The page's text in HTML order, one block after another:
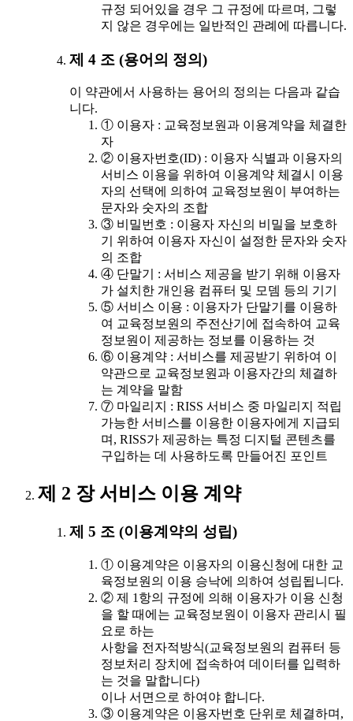
규정 되어있을 경우 그 규정에 따르며, 그렇
지 않은 경우에는 일반적인 관례에 따릅니다.
제 4 조 (용어의 정의)
이 약관에서 사용하는 용어의 정의는 다음과 같습
니다.
① 이용자 : 교육정보원과 이용계약을 체결한
자
② 이용자번호(ID) : 이용자 식별과 이용자의
서비스 이용을 위하여 이용계약 체결시 이용
자의 선택에 의하여 교육정보원이 부여하는
문자와 숫자의 조합
③ 비밀번호 : 이용자 자신의 비밀을 보호하
기 위하여 이용자 자신이 설정한 문자와 숫자
의 조합
④ 단말기 : 서비스 제공을 받기 위해 이용자
가 설치한 개인용 컴퓨터 및 모뎀 등의 기기
⑤ 서비스 이용 : 이용자가 단말기를 이용하
여 교육정보원의 주전산기에 접속하여 교육
정보원이 제공하는 정보를 이용하는 것
⑥ 이용계약 : 서비스를 제공받기 위하여 이
약관으로 교육정보원과 이용자간의 체결하
는 계약을 말함
⑦ 마일리지 : RISS 서비스 중 마일리지 적립
가능한 서비스를 이용한 이용자에게 지급되
며, RISS가 제공하는 특정 디지털 콘텐츠를
구입하는 데 사용하도록 만들어진 포인트
제 2 장 서비스 이용 계약
제 5 조 (이용계약의 성립)
① 이용계약은 이용자의 이용신청에 대한 교
육정보원의 이용 승낙에 의하여 성립됩니다.
② 제 1항의 규정에 의해 이용자가 이용 신청
을 할 때에는 교육정보원이 이용자 관리시 필
요로 하는
사항을 전자적방식(교육정보원의 컴퓨터 등
정보처리 장치에 접속하여 데이터를 입력하
는 것을 말합니다)
이나 서면으로 하여야 합니다.
③ 이용계약은 이용자번호 단위로 체결하며,